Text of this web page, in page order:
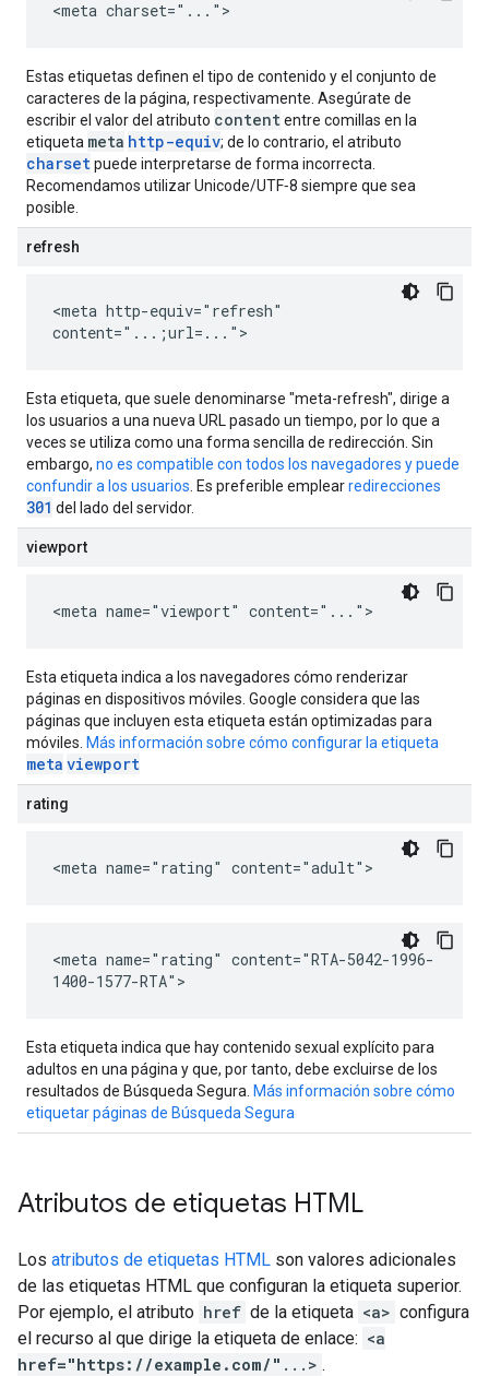
<meta charset="...">
Estas etiquetas definen el tipo de contenido y el conjunto de
caracteres de la página, respectivamente. Asegúrate de
escribir el valor del atributo contententre comillas en la
etiqueta meta http-equiv; de lo contrario, el atributo
charsetpuede interpretarse de forma incorrecta.
Recomendamos utilizar Unicode/UTF‑8 siempre que sea
posible.
refresh
<meta http-equiv="refresh"
content="...;url=...">
Esta etiqueta, que suele denominarse "meta-refresh", dirige a
los usuarios a una nueva URL pasado un tiempo, por lo que a
veces se utiliza como una forma sencilla de redirección. Sin
embargo, no es compatible con todos los navegadores y puede
confundir a los usuarios . Es preferible emplearredirecciones
301 del lado del servidor.
viewport
<meta name="viewport" content="...">
Esta etiqueta indica a los navegadores cómo renderizar
páginas en dispositivos móviles. Google considera que las
páginas que incluyen esta etiqueta están optimizadas para
móviles. Más información sobre cómo configurar la etiqueta
meta viewport
rating
<meta name="rating" content="adult">
<meta name="rating" content="RTA-5042-1996-
1400-1577-RTA">
Esta etiqueta indica que hay contenido sexual explícito para
adultos en una página y que, por tanto, debe excluirse de los
resultados de Búsqueda Segura. Más información sobre cómo
etiquetar páginas de Búsqueda Segura
Atributos de etiquetas HTML
Los atributos de etiquetas HTML son valores adicionales
de las etiquetas HTML que configuran la etiqueta superior.
Por ejemplo, el atributo href de la etiqueta <a> configura
el recurso al que dirige la etiqueta de enlace: <a
href="https://example.com/" ...> .